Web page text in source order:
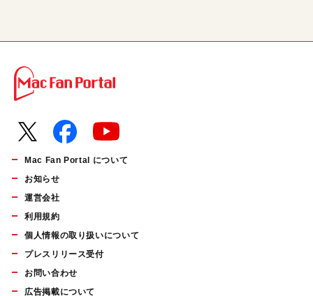
Mac Fan Portal について
お知らせ
運営会社
利用規約
個人情報の取り扱いについて
プレスリリース受付
お問い合わせ
広告掲載について